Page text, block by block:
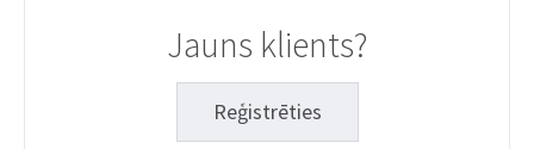
Jauns klients?
Reģistrēties